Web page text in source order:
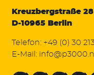
Kreuzbergstraße 28
D-10965 Berlin
Telefon: +49 (0) 30
E-Mail: